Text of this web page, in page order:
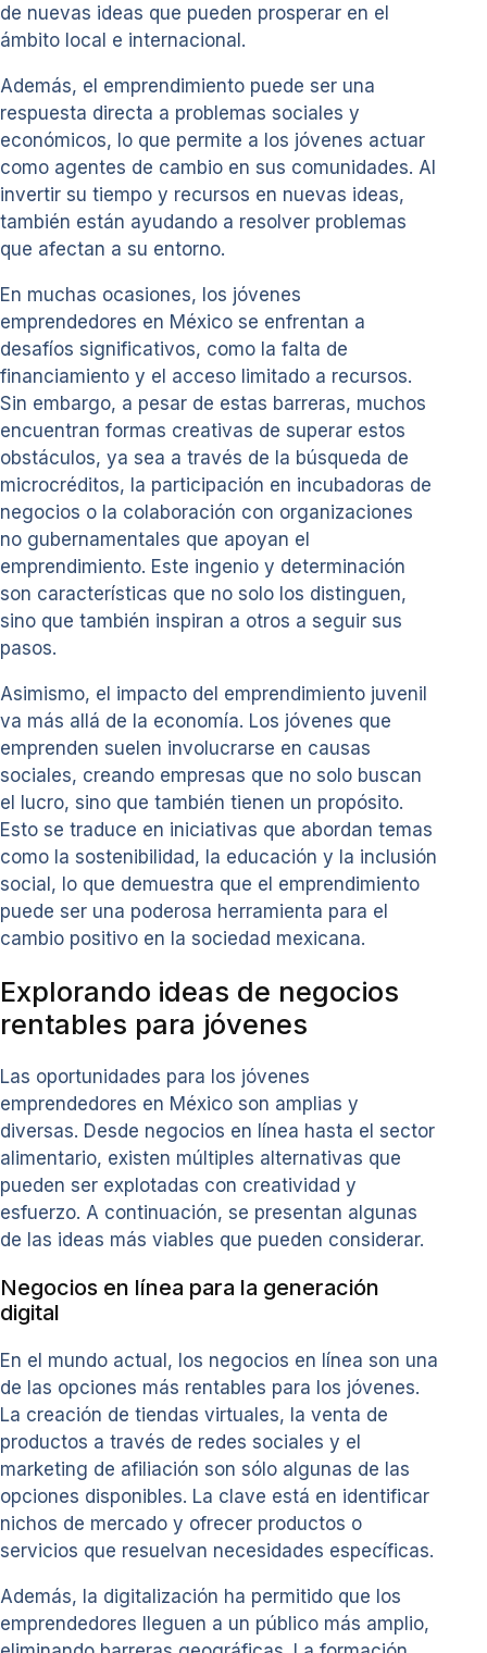
de nuevas ideas que pueden prosperar en el
ámbito local e internacional.
Además, el emprendimiento puede ser una
respuesta directa a problemas sociales y
económicos, lo que permite a los jóvenes actuar
como agentes de cambio en sus comunidades. Al
invertir su tiempo y recursos en nuevas ideas,
también están ayudando a resolver problemas
que afectan a su entorno.
En muchas ocasiones, los jóvenes
emprendedores en México se enfrentan a
desafíos significativos, como la falta de
financiamiento y el acceso limitado a recursos.
Sin embargo, a pesar de estas barreras, muchos
encuentran formas creativas de superar estos
obstáculos, ya sea a través de la búsqueda de
microcréditos, la participación en incubadoras de
negocios o la colaboración con organizaciones
no gubernamentales que apoyan el
emprendimiento. Este ingenio y determinación
son características que no solo los distinguen,
sino que también inspiran a otros a seguir sus
pasos.
Asimismo, el impacto del emprendimiento juvenil
va más allá de la economía. Los jóvenes que
emprenden suelen involucrarse en causas
sociales, creando empresas que no solo buscan
el lucro, sino que también tienen un propósito.
Esto se traduce en iniciativas que abordan temas
como la sostenibilidad, la educación y la inclusión
social, lo que demuestra que el emprendimiento
puede ser una poderosa herramienta para el
cambio positivo en la sociedad mexicana.
Explorando ideas de negocios
rentables para jóvenes
Las oportunidades para los jóvenes
emprendedores en México son amplias y
diversas. Desde negocios en línea hasta el sector
alimentario, existen múltiples alternativas que
pueden ser explotadas con creatividad y
esfuerzo. A continuación, se presentan algunas
de las ideas más viables que pueden considerar.
Negocios en línea para la generación
digital
En el mundo actual, los negocios en línea son una
de las opciones más rentables para los jóvenes.
La creación de tiendas virtuales, la venta de
productos a través de redes sociales y el
marketing de afiliación son sólo algunas de las
opciones disponibles. La clave está en identificar
nichos de mercado y ofrecer productos o
servicios que resuelvan necesidades específicas.
Además, la digitalización ha permitido que los
emprendedores lleguen a un público más amplio,